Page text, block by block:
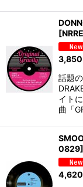
[
3,850
話題
イト
曲「
0829]
4,620